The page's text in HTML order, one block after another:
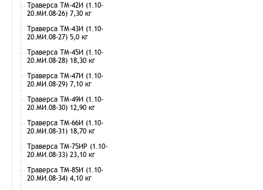
Траверса ТМ-42И (1.10-
20.МИ.08-26) 7,30 кг
Траверса ТМ-43И (1.10-
20.МИ.08-27) 5,0 кг
Траверса ТМ-45И (1.10-
20.МИ.08-28) 18,30 кг
Траверса ТМ-47И (1.10-
20.МИ.08-29) 7,10 кг
Траверса ТМ-49И (1.10-
20.МИ.08-30) 12,90 кг
Траверса ТМ-66И (1.10-
20.МИ.08-31) 18,70 кг
Траверса ТМ-75ИР (1.10-
20.МИ.08-33) 23,10 кг
Траверса ТМ-85И (1.10-
20.МИ.08-34) 4,10 кг